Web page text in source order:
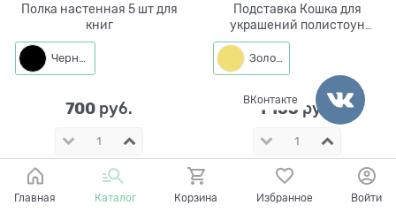
Полка настенная 5 шт для
книг
Черный
700 руб.
КУПИТЬ
Подставка Кошка для
украшений полистоун
цв.золотой
Золото
1 155 руб.
КУПИТЬ
Главная Каталог Корзина Избранное Войти
ВКонтакте